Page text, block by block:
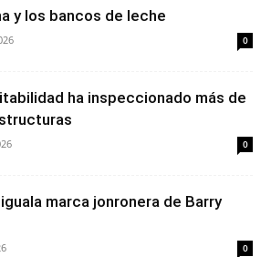
y los bancos de leche
0
ha inspeccionado más de
0
marca jonronera de Barry
0